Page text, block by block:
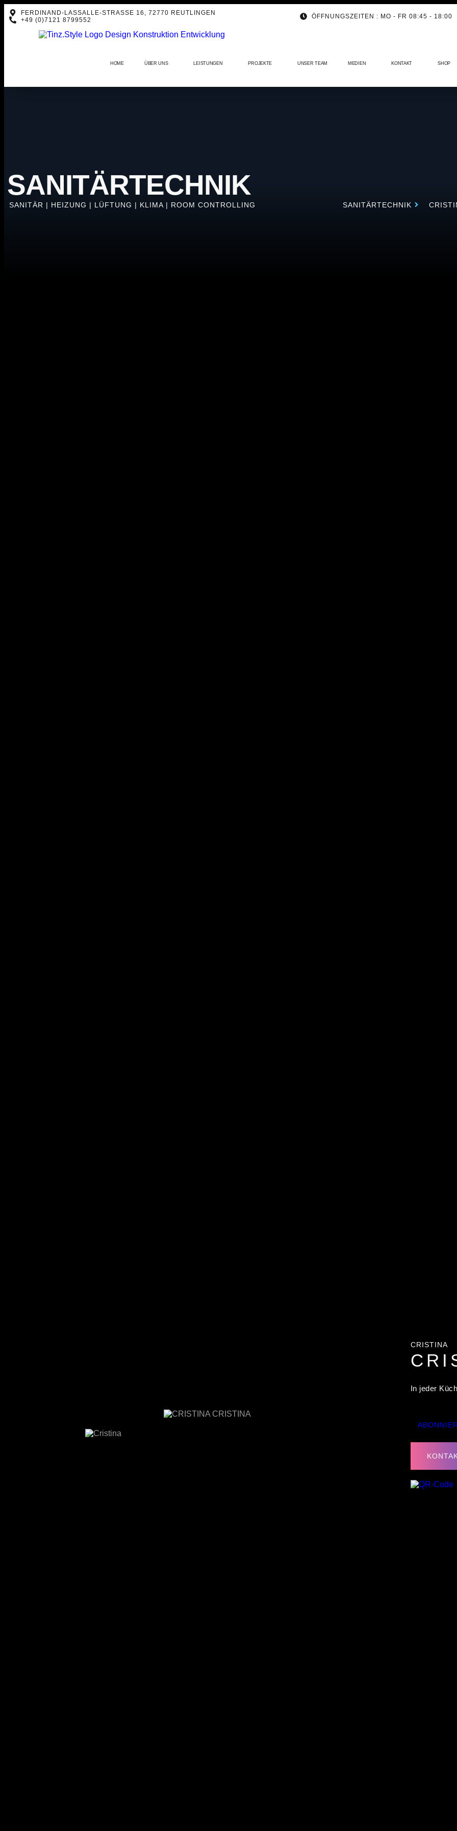
FERDINAND-LASSALLE-STRASSE 16, 72770 REUTLINGEN
+49 (0)7121 8799552
ÖFFNUNGSZEITEN : MO - FR 08:45 - 18:00
HOME ÜBER UNS LEISTUNGEN PROJEKTE UNSER TEAM MEDIEN KONTAKT SHOP
SANITÄRTECHNIK
SANITÄR | HEIZUNG | LÜFTUNG | KLIMA | ROOM CONTROLLING SANITÄRTECHNIK
CRISTINA
In jeder